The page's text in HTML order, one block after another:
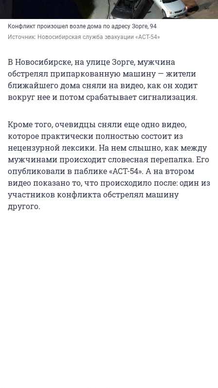
Конфликт произошел возле дома по адресу Зорге, 94
Источник: Новосибирская служба эвакуации «АСТ-54»
В Новосибирске, на улице Зорге, мужчина
обстрелял припаркованную машину — жители
ближайшего дома сняли на видео, как он ходит
вокруг нее и потом срабатывает сигнализация.
Кроме того, очевидцы сняли еще одно видео,
которое практически полностью состоит из
нецензурной лексики. На нем слышно, как между
мужчинами происходит словесная перепалка. Его
опубликовали в паблике «АСТ-54». А на втором
видео показано то, что происходило после: один из
участников конфликта обстрелял машину
другого.